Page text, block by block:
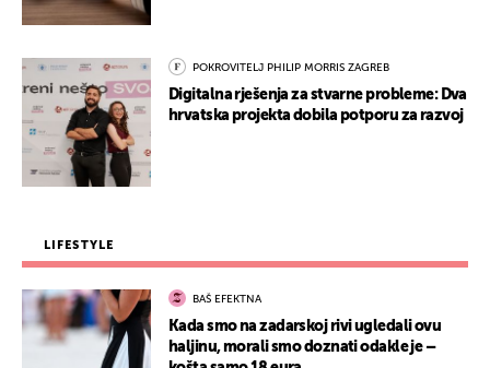
POKROVITELJ PHILIP MORRIS ZAGREB
Digitalna rješenja za stvarne probleme: Dva
hrvatska projekta dobila potporu za razvoj
LIFESTYLE
BAŠ EFEKTNA
Kada smo na zadarskoj rivi ugledali ovu
haljinu, morali smo doznati odakle je –